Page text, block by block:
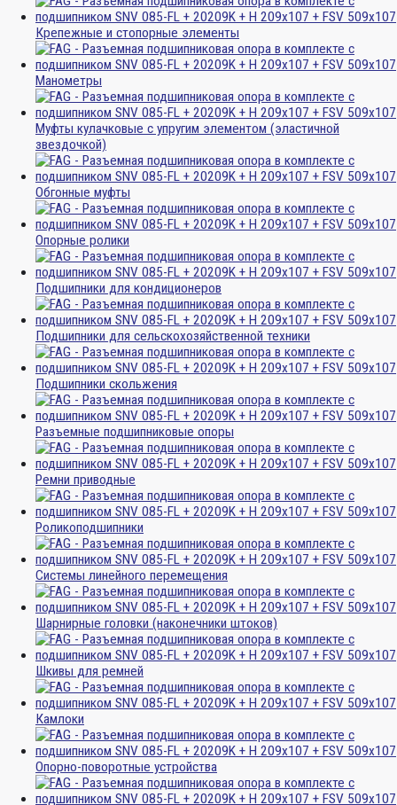
Крепежные и стопорные элементы
Манометры
Муфты кулачковые с упругим элементом (эластичной
звездочкой)
Обгонные муфты
Опорные ролики
Подшипники для кондиционеров
Подшипники для сельскохозяйственной техники
Подшипники скольжения
Разъемные подшипниковые опоры
Ремни приводные
Роликоподшипники
Системы линейного перемещения
Шарнирные головки (наконечники штоков)
Шкивы для ремней
Камлоки
Опорно-поворотные устройства